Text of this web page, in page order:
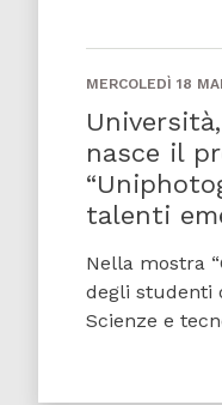
MERCOLEDÌ 18
nasce il
talenti
Nella mostra
degli studenti
Scienze e